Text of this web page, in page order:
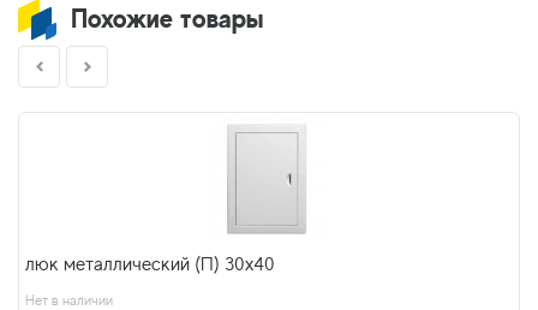
Похожие товары
люк металлический (П) 30x40
Нет в наличии